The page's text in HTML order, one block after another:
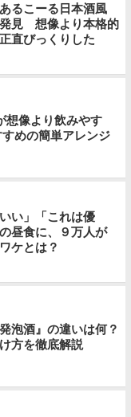
るこーる日本酒風
見 想像より本格的
直びっくりした
想像より飲みやす
めの簡単アレンジ
い」「これは優
昼食に、９万人が
ケとは？
泡酒』の違いは何？
方を徹底解説